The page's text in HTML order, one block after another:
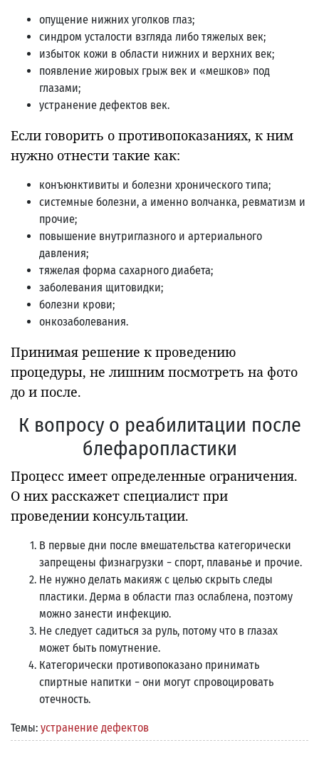
опущение нижних уголков глаз;
синдром усталости взгляда либо тяжелых век;
избыток кожи в области нижних и верхних век;
появление жировых грыж век и «мешков» под
глазами;
устранение дефектов век.
Если говорить о противопоказаниях, к ним
нужно отнести такие как:
конъюнктивиты и болезни хронического типа;
системные болезни, а именно волчанка, ревматизм и
прочие;
повышение внутриглазного и артериального
давления;
тяжелая форма сахарного диабета;
заболевания щитовидки;
болезни крови;
онкозаболевания.
Принимая решение к проведению
процедуры, не лишним посмотреть на фото
до и после.
К вопросу о реабилитации после
блефаропластики
Процесс имеет определенные ограничения.
О них расскажет специалист при
проведении консультации.
В первые дни после вмешательства категорически
запрещены физнагрузки − спорт, плаванье и прочие.
Не нужно делать макияж с целью скрыть следы
пластики. Дерма в области глаз ослаблена, поэтому
можно занести инфекцию.
Не следует садиться за руль, потому что в глазах
может быть помутнение.
Категорически противопоказано принимать
спиртные напитки − они могут спровоцировать
отечность.
Темы: устранение дефектов